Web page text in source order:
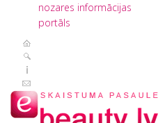
nozares informācijas
portāls